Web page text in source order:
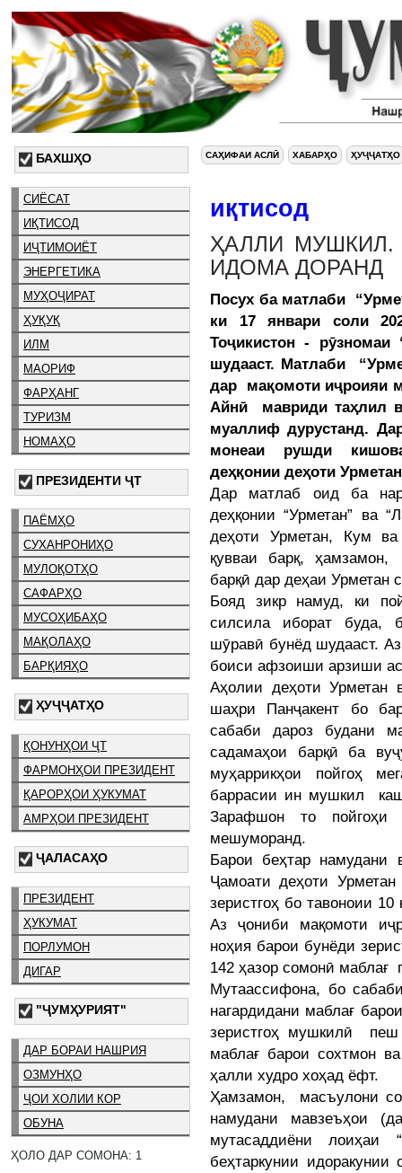
БАХШҲО
СИЁСАТ
ИҚТИСОД
ИҶТИМОИЁТ
ЭНЕРГЕТИКА
МУҲОҶИРАТ
ҲУҚУҚ
ИЛМ
МАОРИФ
ФАРҲАНГ
ТУРИЗМ
НОМАҲО
ПРЕЗИДЕНТИ ҶТ
ПАЁМҲО
СУХАНРОНИҲО
МУЛОҚОТҲО
САФАРҲО
МУСОҲИБАҲО
МАҚОЛАҲО
БАРҚИЯҲО
ҲУҶҶАТҲО
ҚОНУНҲОИ ҶТ
ФАРМОНҲОИ ПРЕЗИДЕНТ
ҚАРОРҲОИ ҲУКУМАТ
АМРҲОИ ПРЕЗИДЕНТ
ҶАЛАСАҲО
ПРЕЗИДЕНТ
ҲУКУМАТ
ПОРЛУМОН
ДИГАР
"ҶУМҲУРИЯТ"
ДАР БОРАИ НАШРИЯ
ОЗМУНҲО
ҶОИ ХОЛИИ КОР
ОБУНА
ҲОЛО ДАР СОМОНА: 1
САҲИФАИ АСЛӢ ХАБАРҲО ҲУҶҶАТҲО
иқтисод
ҲАЛЛИ
ИДОМА ДОРАНД
Посух ба матлаби
ки 17 январи соли
Тоҷикистон -
шудааст. Матлаби
дар мақомоти иҷроияи
Айнӣ мавриди таҳлил
муаллиф дурустанд.
монеаи рушди
деҳқонии деҳоти
Дар матлаб оид ба
деҳқонии “Урметан” ва
деҳоти Урметан, Кум
қувваи барқ,
барқӣ дар деҳаи Урметан
Бояд зикр намуд, ки
силсила иборат буда,
шӯравӣ бунёд шудааст.
боиси афзоиши арзиши
Аҳолии деҳоти Урметан
шаҳри Панҷакент бо
сабаби дароз будани
садамаҳои барқӣ ба
муҳаррикҳои пойгоҳ
баррасии ин мушкил
Зарафшон то пойгоҳи
мешуморанд.
Барои беҳтар
Ҷамоати деҳоти
зеристгоҳ бо тавоноии
Аз ҷониби мақомоти
ноҳия барои бунёди
142 ҳазор сомонӣ маблағ
Мутаассифона, бо
нагардидани маблағ
зеристгоҳ мушкилӣ
маблағ барои сохтмон
ҳалли худро хоҳад ёфт.
Ҳамзамон, масъулони
намудани мавзеъҳои
мутасаддиёни лоиҳаи
беҳтаркунии